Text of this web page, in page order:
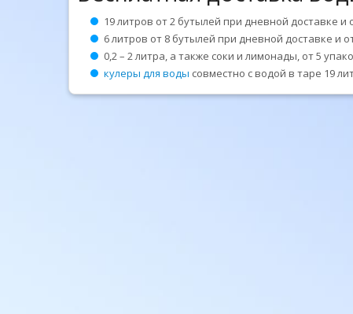
19 литров от 2 бутылей при дневной доставке
6 литров от 8 бутылей при дневной доставке и
0,2 – 2 литра, а также соки и лимонады, от 5
кулеры для воды совместно с водой в таре 19